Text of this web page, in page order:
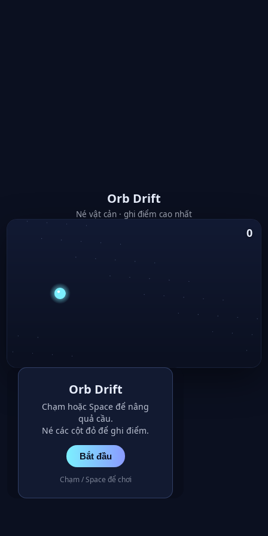
Orb Drift
Né vật cản · ghi điểm cao nhất
0
Orb Drift
Chạm hoặc Space để nâng
quả cầu.
Né các cột đỏ để ghi điểm.
Bắt đầu
Chạm / Space để chơi